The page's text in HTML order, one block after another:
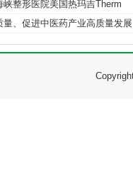
峡整形医院美国热玛吉Therm
量、促进中医药产业高质量发展